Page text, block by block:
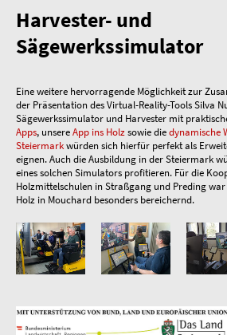
Harvester- und
Sägewerkssimulator
Eine weitere hervorragende Möglichkeit zur
der Präsentation des Virtual-Reality-Tools Silva
Sägewerkssimulator und Harvester mit
Apps, unsereApp ins Holzsowie diedynamische
Steiermarkwürden sich hierfür perfekt als
eignen. Auch die Ausbildung in der Steiermark
eines solchen Simulators profitieren. Für die
Holzmittelschulen in Straßgang und Preding war
Holz in Mouchard besonders bereichernd.